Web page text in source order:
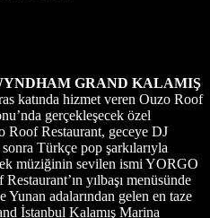
GRAND KALAMIŞ
katında hizmet veren Ouzo Roof
gerçekleşecek özel
Roof Restaurant, geceye DJ
Türkçe pop şarkılarıyla
müziğinin sevilen ismi YORGO
yılbaşı menüsünde
Yunan adalarından gelen en taze
İstanbul Kalamış Marina